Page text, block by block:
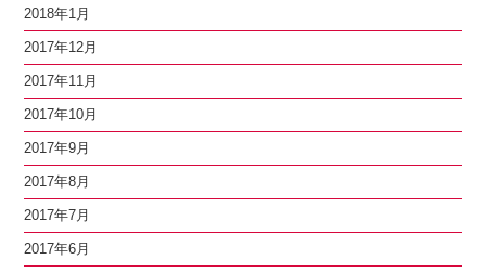
2018年1月
2017年12月
2017年11月
2017年10月
2017年9月
2017年8月
2017年7月
2017年6月